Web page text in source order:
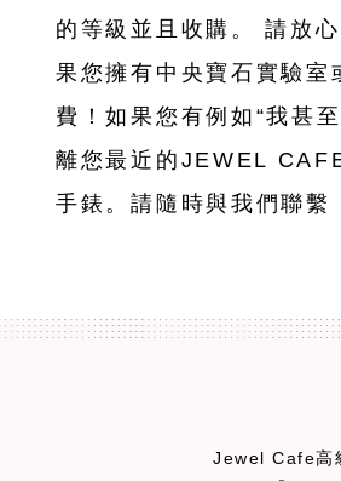
的等級並且收購。 請放
果您擁有中央寶石實驗
費！如果您有例如“我甚
離您最近的JEWEL
手錶。請隨時與我們聯
Jewel Cafe高